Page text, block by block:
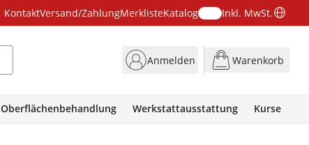
KontaktVersand/ZahlungMerklisteKatalog Inkl. MwSt.
Anmelden Warenkorb
Oberflächenbehandlung Werkstattausstattung Kurse